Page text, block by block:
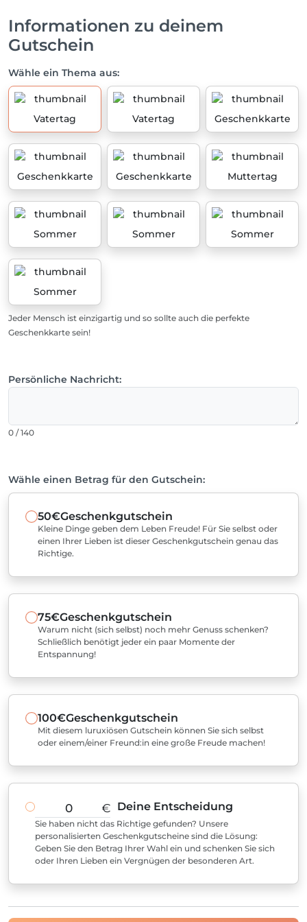
Informationen zu deinem
Gutschein
Wähle ein Thema aus:
Vatertag Vatertag Geschenkkarte
Geschenkkarte Geschenkkarte Muttertag
Sommer Sommer Sommer
Sommer
Jeder Mensch ist einzigartig und so sollte auch die perfekte
Geschenkkarte sein!
Persönliche Nachricht:
0 / 140
Wähle einen Betrag für den Gutschein:
50€Geschenkgutschein
Kleine Dinge geben dem Leben Freude! Für Sie selbst oder
einen Ihrer Lieben ist dieser Geschenkgutschein genau das
Richtige.
75€Geschenkgutschein
Warum nicht (sich selbst) noch mehr Genuss schenken?
Schließlich benötigt jeder ein paar Momente der
Entspannung!
100€Geschenkgutschein
Mit diesem luruxiösen Gutschein können Sie sich selbst
oder einem/einer Freund:in eine große Freude machen!
€ Deine Entscheidung
Sie haben nicht das Richtige gefunden? Unsere
personalisierten Geschenkgutscheine sind die Lösung:
Geben Sie den Betrag Ihrer Wahl ein und schenken Sie sich
oder Ihren Lieben ein Vergnügen der besonderen Art.